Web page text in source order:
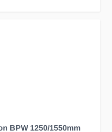
BPW 1250/1550mm